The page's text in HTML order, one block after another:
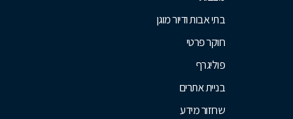
בתי אבות ודיור מוגן
חוקר פרטי
פוליגרף
בניית אתרים
שחזור מידע